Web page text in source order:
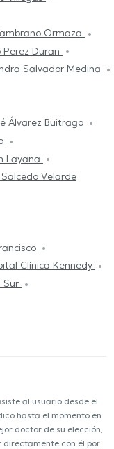
Ormaza
Duran
Salvador Medina
Álvarez Buitrago
Layana
Velarde
Clínica Kennedy
Sur
al usuario desde el
hasta el momento en
doctor de su elección,
con él por